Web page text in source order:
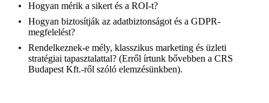
Hogyan mérik a sikert és a ROI-t?
Hogyan biztosítják az adatbiztonságot és a GDPR-
megfelelést?
Rendelkeznek-e mély, klasszikus marketing és üzleti
stratégiai tapasztalattal? (Erről írtunk bővebben a CRS
Budapest Kft.-ről szóló elemzésünkben).